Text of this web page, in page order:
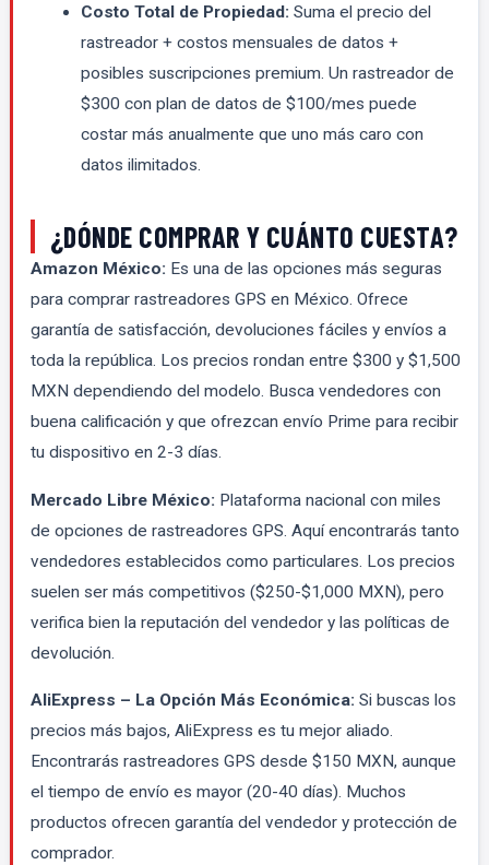
Costo Total de Propiedad: Suma el precio del
rastreador + costos mensuales de datos +
posibles suscripciones premium. Un rastreador de
$300 con plan de datos de $100/mes puede
costar más anualmente que uno más caro con
datos ilimitados.
¿DÓNDE COMPRAR Y CUÁNTO CUESTA?
Amazon México: Es una de las opciones más seguras
para comprar rastreadores GPS en México. Ofrece
garantía de satisfacción, devoluciones fáciles y envíos a
toda la república. Los precios rondan entre $300 y $1,500
MXN dependiendo del modelo. Busca vendedores con
buena calificación y que ofrezcan envío Prime para recibir
tu dispositivo en 2-3 días.
Mercado Libre México: Plataforma nacional con miles
de opciones de rastreadores GPS. Aquí encontrarás tanto
vendedores establecidos como particulares. Los precios
suelen ser más competitivos ($250-$1,000 MXN), pero
verifica bien la reputación del vendedor y las políticas de
devolución.
AliExpress – La Opción Más Económica: Si buscas los
precios más bajos, AliExpress es tu mejor aliado.
Encontrarás rastreadores GPS desde $150 MXN, aunque
el tiempo de envío es mayor (20-40 días). Muchos
productos ofrecen garantía del vendedor y protección de
comprador.